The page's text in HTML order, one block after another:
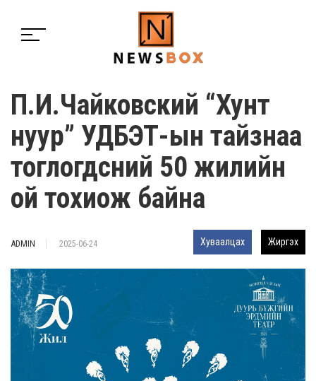
П.И.Чайковский “Хунт
нуур” УДБЭТ-ын тайзнаа
тоглогдсний 50 жилийн
ой тохиож байна
ADMIN 2025-06-24 Хуваалцах Жиргэх